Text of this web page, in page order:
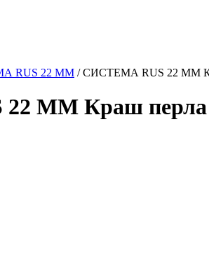
RUS 22 ММ / СИСТЕМА RUS 22 ММ
ММ Краш перла